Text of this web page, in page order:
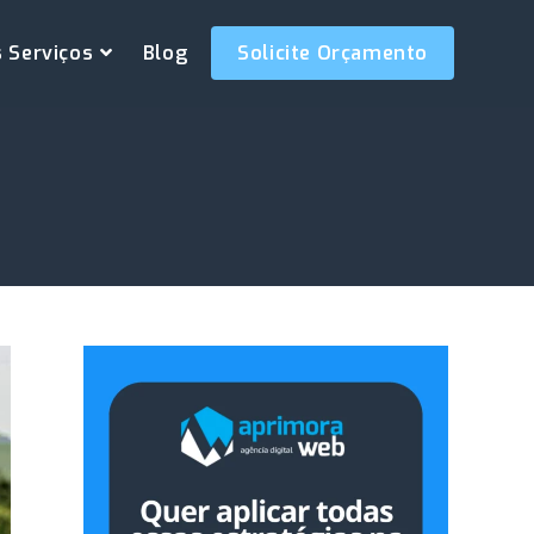
Serviços Blog Solicite Orçamento